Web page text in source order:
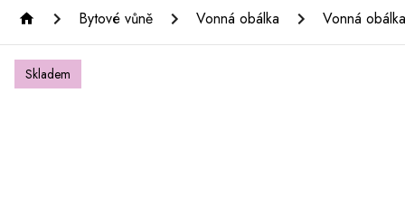
Bytové vůně Vonná obálka Vonná
Skladem